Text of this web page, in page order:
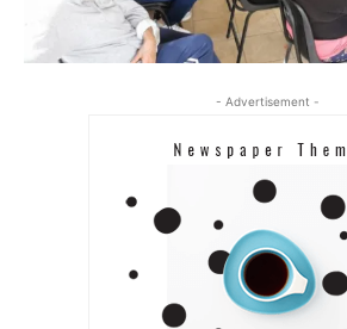
- Advertisement -